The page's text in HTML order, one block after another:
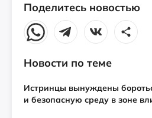
Поделитесь новостью
Новости по теме
Истринцы вынуждены
и безопасную среду в зоне